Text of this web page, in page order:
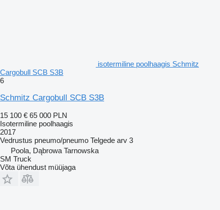
isotermiline poolhaagis Schmitz
Cargobull SCB S3B
6
Schmitz Cargobull SCB S3B
15 100 € 65 000 PLN
Isotermiline poolhaagis
2017
Vedrustus pneumo/pneumo Telgede arv 3
Poola, Dąbrowa Tarnowska
SM Truck
Võta ühendust müüjaga